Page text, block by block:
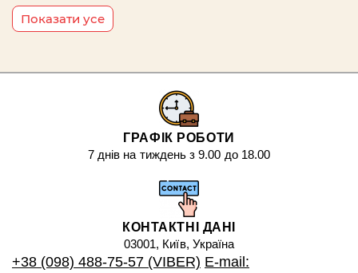
Показати усе
ГРАФІК РОБОТИ
7 днів на тиждень з 9.00 до 18.00
КОНТАКТНІ ДАНІ
03001, Київ, Україна
+38 (098) 488-75-57 (VIBER) E-mail: